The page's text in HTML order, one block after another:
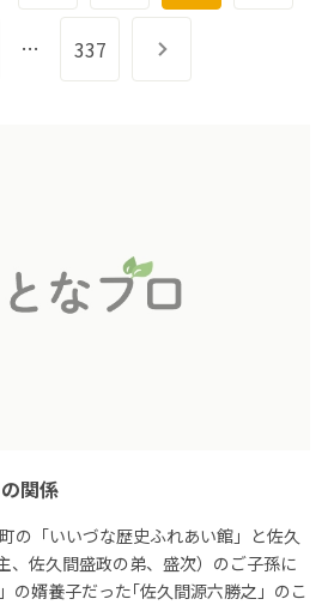
… 337
関係
の「いいづな歴史ふれあい館」と佐久
、佐久間盛政の弟、盛次）のご子孫に
の婿養子だった｢佐久間源六勝之」のこ